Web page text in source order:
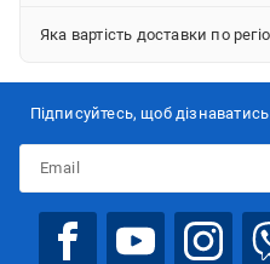
Яка вартість доставки по
Підписуйтесь, щоб